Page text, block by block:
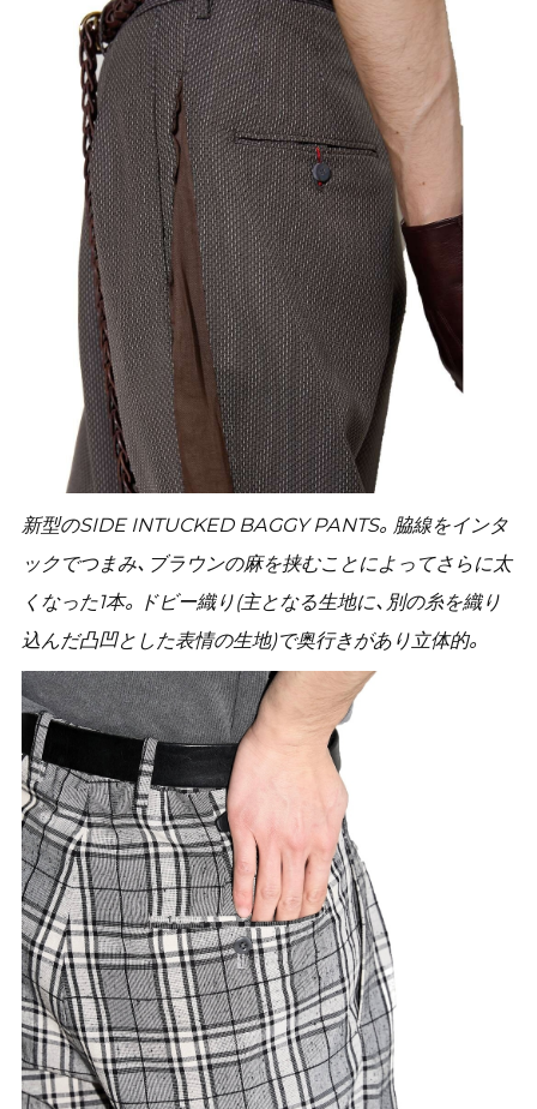
新型のSIDE INTUCKED BAGGY PANTS。脇線をインタ
ックでつまみ、ブラウンの麻を挟むことによってさらに太
くなった1本。 ドビー織り(主となる生地に、別の糸を織り
込んだ凸凹とした表情の生地)で奥行きがあり立体的。